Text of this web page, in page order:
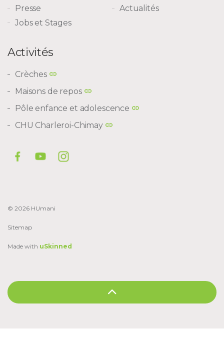
Presse
Actualités
Jobs et Stages
Activités
Crèches
Maisons de repos
Pôle enfance et adolescence
CHU Charleroi-Chimay
© 2026 HUmani
Sitemap
Made with uSkinned